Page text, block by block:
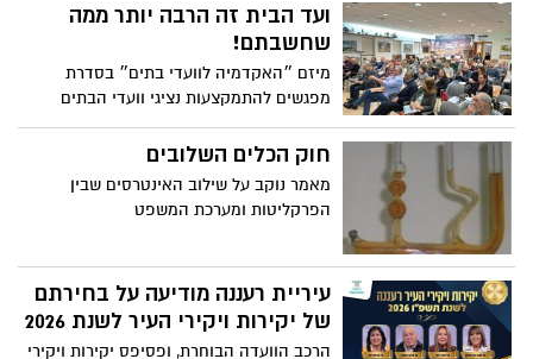
ביותר בתאונות דרכים, ביחס לכל 1,000
ועד הבית זה הרבה יותר ממה
שחשבתם!
מיזם ״האקדמיה לוועדי בתים״ בסדרת
מפגשים להתמקצעות נציגי וועדי הבתים
ברעננה
חוק הכלים השלובים
מאמר נוקב על שילוב האינטרסים שבין
הפרקליטות ומערכת המשפט
עיריית רעננה מודיעה על בחירתם
של יקירות ויקירי העיר לשנת 2026
הרכב הוועדה הבוחרת, ופסיפס יקירות ויקירי